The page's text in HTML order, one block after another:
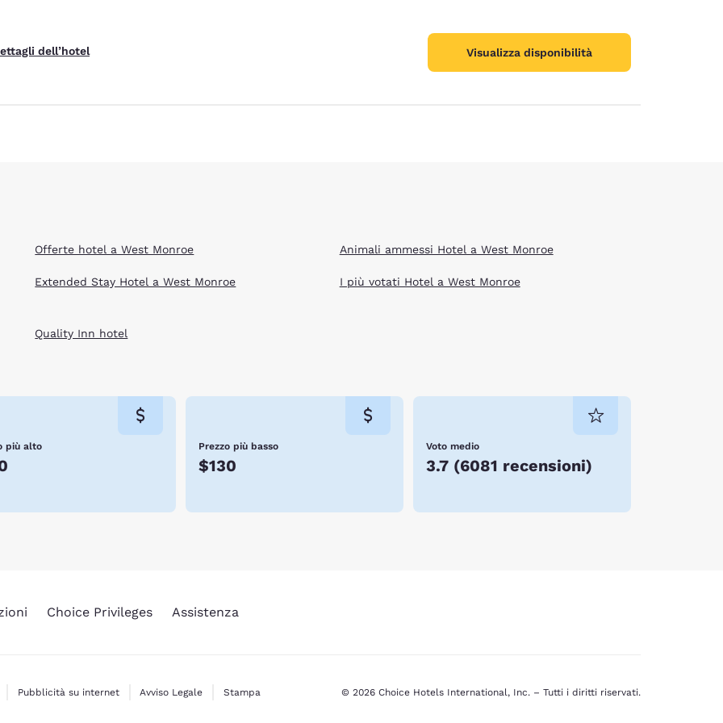
dell’hotel Visualizza disponibilità
Offerte hotel a West Monroe
Extended Stay Hotel a West Monroe
Animali ammessi Hotel a West Monroe
I più votati Hotel a West Monroe
Quality Inn hotel
più alto Prezzo più basso
$130
Voto medio
3.7 (6081 recensioni)
Rifiuta tutti i Cookie
Choice Privileges Assistenza
Pubblicità su internet Avviso Legale Stampa © 2026 Choice Hotels International, Inc. – Tutti i diritti riservati.